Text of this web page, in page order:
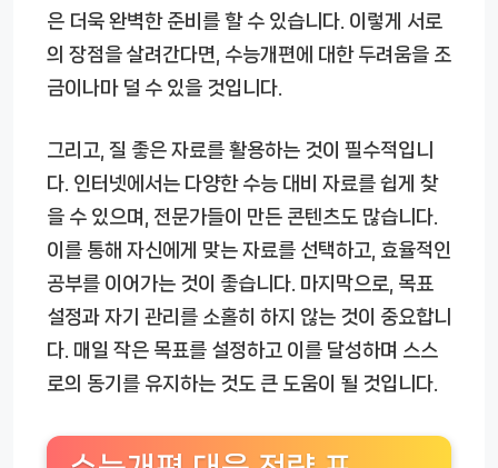
은 더욱 완벽한 준비를 할 수 있습니다. 이렇게 서로
의 장점을 살려간다면, 수능개편에 대한 두려움을 조
금이나마 덜 수 있을 것입니다.
그리고, 질 좋은 자료를 활용하는 것이 필수적입니
다. 인터넷에서는 다양한 수능 대비 자료를 쉽게 찾
을 수 있으며, 전문가들이 만든 콘텐츠도 많습니다.
이를 통해 자신에게 맞는 자료를 선택하고, 효율적인
공부를 이어가는 것이 좋습니다. 마지막으로, 목표
설정과 자기 관리를 소홀히 하지 않는 것이 중요합니
다. 매일 작은 목표를 설정하고 이를 달성하며 스스
로의 동기를 유지하는 것도 큰 도움이 될 것입니다.